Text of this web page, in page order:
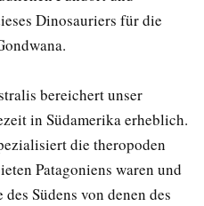
Dinosauriers für die
bereichert unser
in Südamerika erheblich.
die theropoden
Patagoniens waren und
Südens von denen des